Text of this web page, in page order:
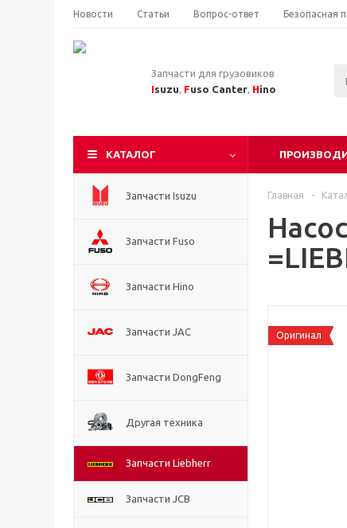
Новости Статьи Вопрос-ответ Безопасная
Запчасти для грузовиков
Isuzu, Fuso Canter, Hino
КАТАЛОГ
Запчасти Isuzu
Запчасти Fuso
Запчасти Hino
Запчасти JAC
Запчасти DongFeng
Другая техника
Запчасти Liebherr
Запчасти JCB
Главная -
Оригинал